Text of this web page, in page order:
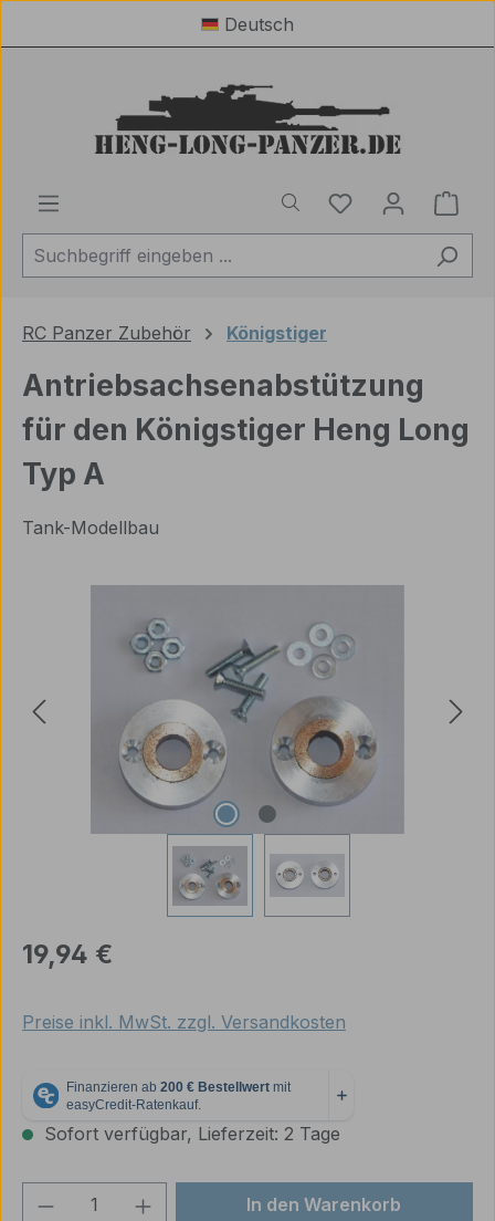
Zum Hauptinhalt springenDeutsch
Du hast 0
RC Panzer Zubehör Königstiger
Antriebsachsenabstützung
für den Königstiger Heng Long
Typ A
Tank-Modellbau
Regulärer Preis:
19,94 €
Preise inkl. MwSt. zzgl. Versandkosten
Sofort verfügbar, Lieferzeit: 2 Tage
Produkt Anzahl: Gib denIn den Warenkorb